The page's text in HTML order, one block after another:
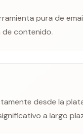
pura de
contenido.
desde la
a largo